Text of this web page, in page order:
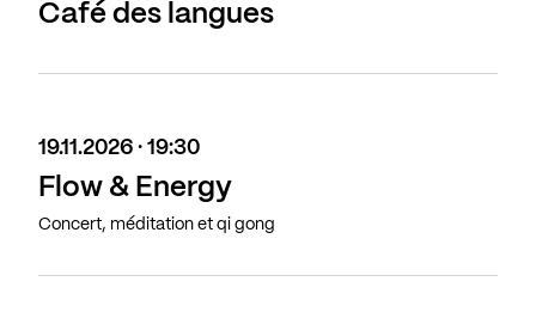
Café des langues
19.11.2026 · 19:30
Flow & Energy
Concert, méditation et qi gong